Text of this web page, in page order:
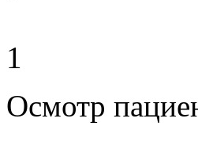
1
Осмотр